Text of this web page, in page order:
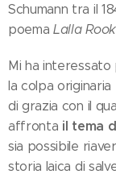
Schumann tra il
poemaLalla
Mi ha interessato
la colpa
di grazia con il
affronta il tema
sia possibile
storia laica di